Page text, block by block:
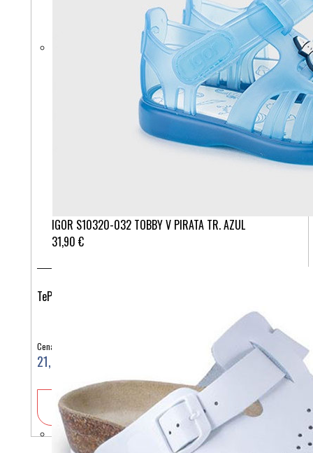
IGOR S10320-032 TOBBY V PIRATA TR. AZUL
31,90 €
TePe Orthodontic Kit (ortodontski set)
Cena:
21,90 €
V košarico